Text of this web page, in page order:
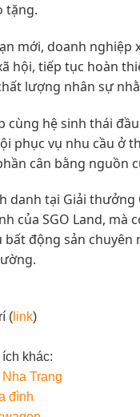
tặng.
mới, doanh
hội, tiếp tục hoàn
lượng nhân sự
cùng hệ sinh thái
phục vụ nhu cầu ở
cân bằng nguồn
danh tại Giải
của SGO Land,
bất động sản
( link)
khác:
Trang
đình